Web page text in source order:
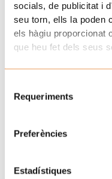
socials, de publicitat i
seu torn, ells la poden
els hàgiu proporcionat
que heu fet dels seus
Requeriments
Preferències
Estadístiques